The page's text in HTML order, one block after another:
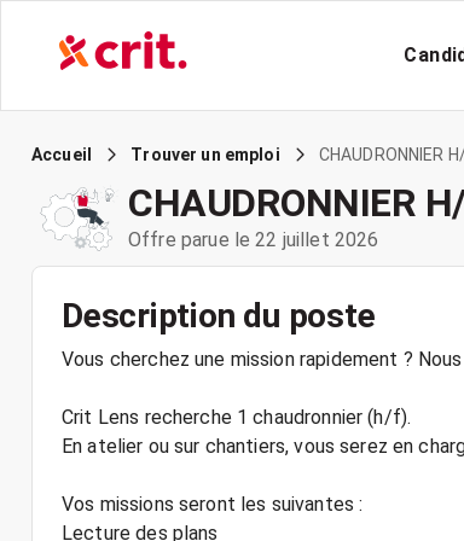
Accueil Trouver un emploi CHAUDRONNIER
CHAUDRONNIER
Offre parue le 22 juillet 2026
Description du poste
Vous cherchez une mission rapidement ?
Crit Lens recherche 1 chaudronnier (h/f).
En atelier ou sur chantiers, vous serez en
Vos missions seront les suivantes :
Lecture des plans